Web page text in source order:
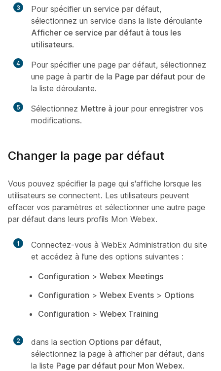
3
Pour spécifier un service par défaut,
sélectionnez un service dans la liste déroulante
Afficher ce service par défaut à tous les
utilisateurs.
4
Pour spécifier une page par défaut, sélectionnez
une page à partir de la Page par défaut pour de
la liste déroulante.
5 Sélectionnez Mettre à jour pour enregistrer vos
modifications.
Changer la page par défaut
Vous pouvez spécifier la page qui s'affiche lorsque les
utilisateurs se connectent. Les utilisateurs peuvent
effacer vos paramètres et sélectionner une autre page
par défaut dans leurs profils Mon Webex.
1
Connectez-vous à WebEx Administration du site
et accédez à l’une des options suivantes :
Configuration > Webex Meetings
Configuration > Webex Events > Options
Configuration > Webex Training
2 dans la section Options par défaut,
sélectionnez la page à afficher par défaut, dans
la liste Page par défaut pour Mon Webex.